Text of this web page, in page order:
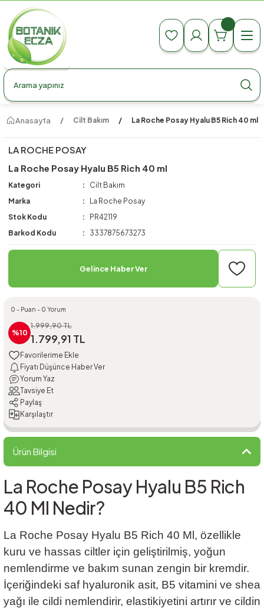
990 TL Üzeri Ücretsiz Kargo
990 TL Üzeri Ücretsiz Kargo
Anasayfa Cilt Bakım La Roche Posay Hyalu B5 Rich 40 ml
LA ROCHE POSAY
La Roche Posay Hyalu B5 Rich 40 ml
Kategori
Cilt Bakım
Marka
La Roche Posay
Stok Kodu
PR42119
Barkod Kodu
3337875673273
Gelince Haber Ver
0 - Puan - 0 Yorum
%10
1.999,90 TL
1.799,91 TL
Fiyatı Düşünce Haber Ver
Yorum Yaz
Tavsiye Et
Paylaş
Karşılaştır
Ürün Bilgisi
La Roche Posay Hyalu B5 Rich
40 Ml Nedir?
La Roche Posay Hyalu B5 Rich 40 Ml, özellikle
kuru ve hassas ciltler için geliştirilmiş, yoğun
nemlendirme ve bakım sunan zengin bir kremdir.
İçeriğindeki saf hyaluronik asit, B5 vitamini ve shea
yağı ile cildi nemlendirir, elastikiyetini artırır ve cildin